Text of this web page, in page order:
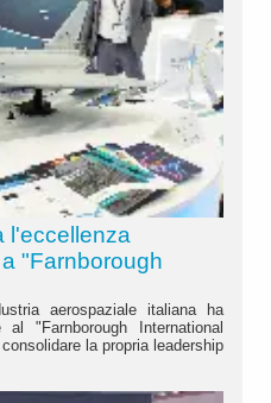
l'eccellenza
"Farnborough
aerospaziale italiana ha
"Farnborough International
la propria leadership